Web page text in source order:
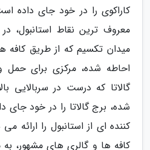
کاراکوی را در خود جای داده
معروف ترین نقاط استانبول،
میدان تکسیم که از طریق کافه
احاطه شده، مرکزی برای
گالاتا که درست در سربالایی
شده، برج گالاتا را در خود جای
کننده ای از استانبول را ارائه
کافه ها و گالری های مشهور، به